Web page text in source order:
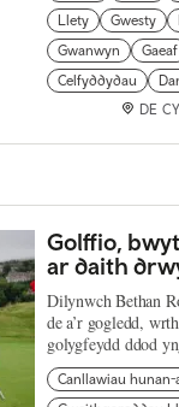
Llety
Gwesty
Gwanwyn
Gaeaf
Celfyddydau
DE
Golffio,
ar daith
Dilynwch Bethan
de a’r gogledd,
golygfeydd ddod
Canllawiau hunan-